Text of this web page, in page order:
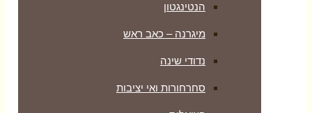
הנטינגטון
מיגרנה – כאב ראש
נדודי שינה
סחרחורות ואי יציבות